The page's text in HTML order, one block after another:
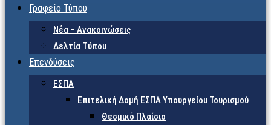
Γραφείο Τύπου
Νέα – Ανακοινώσεις
Δελτία Τύπου
Επενδύσεις
ΕΣΠΑ
Επιτελική Δομή ΕΣΠΑ Υπουργείου Τουρισμού
Θεσμικό Πλαίσιο